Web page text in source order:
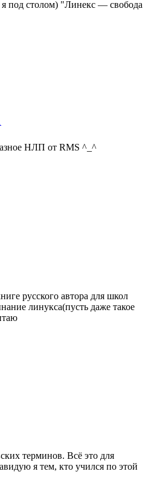
под столом) "Линекс — свобода
НЛП от RMS ^_^
русского автора для школ
линукса(пусть даже такое
терминов. Всё это для
я тем, кто учился по этой